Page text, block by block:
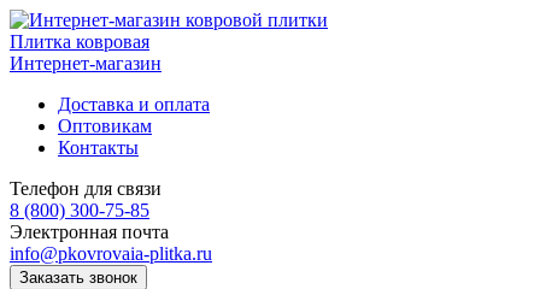
Плитка ковровая
Интернет-магазин
Доставка и оплата
Оптовикам
Контакты
Телефон для связи
8 (800) 300-75-85
Электронная почта
info@pkovrovaia-plitka.ru
Заказать звонок